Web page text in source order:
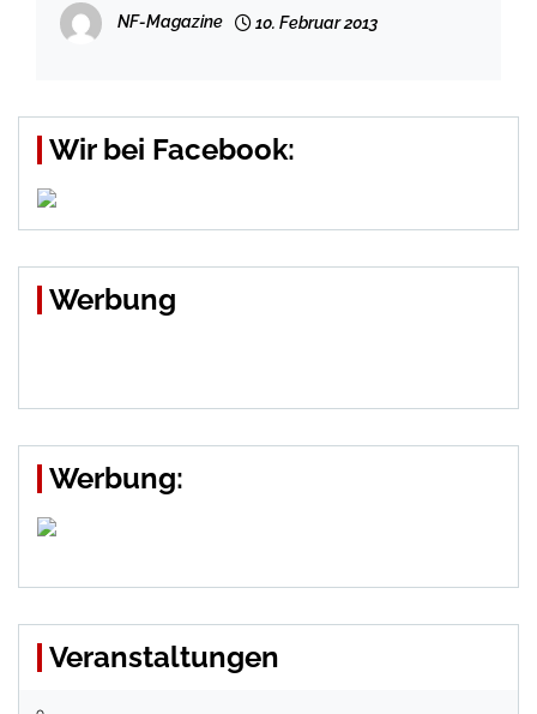
NF-Magazine 10. Februar 2013
Wir bei Facebook:
Werbung
Werbung:
Veranstaltungen